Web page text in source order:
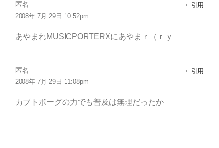
匿名
2008年 7月 29日 10:52pm
引用
あやまれMUSICPORTERXにあやまｒ（ｒｙ
匿名
2008年 7月 29日 11:08pm
引用
カブトボーグの力でも普及は無理だったか